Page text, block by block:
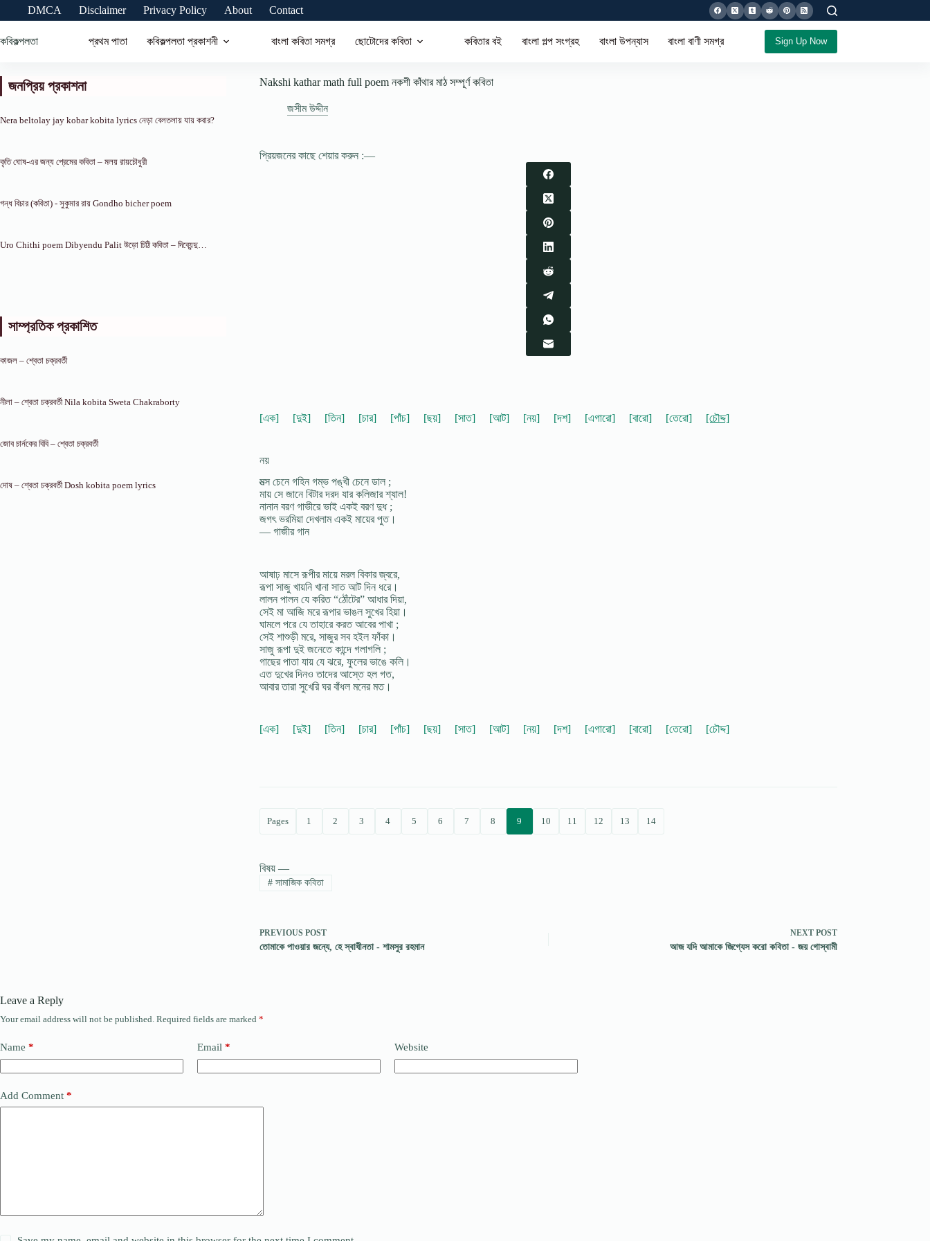
DMCA Disclaimer Privacy Policy About Contact
কবিকল্পলতা প্রথম পাতা কবিকল্পলতা প্রকাশনী বাংলা কবিতা সমগ্র ছোটোদের কবিতা কবিতার বই বাংলা গল্প সংগ্রহ বাংলা উপন্যাস বাংলা বাণী সমগ্র Sign Up Now
Nakshi kathar math full poem নকশী কাঁথার মাঠ সম্পূর্ণ কবিতা
জসীম উদ্দীন
প্রিয়জনের কাছে শেয়ার করুন :—
[এক] [দুই] [তিন] [চার] [পাঁচ] [ছয়] [সাত] [আট] [নয়] [দশ] [এগারো] [বারো] [তেরো] [চৌদ্দ]
নয়
মত্স চেনে গহিন গম্ভ পঙ্খী চেনে ডাল ;
মায় সে জানে বিটার দরদ যার কলিজার শ্যাল!
নানান বরণ গাভীরে ভাই একই বরণ দুধ ;
জগৎ ভরমিয়া দেখলাম একই মায়ের পুত।
— গাজীর গান
আষাঢ় মাসে রূপীর মায়ে মরল বিকার জ্বরে,
রূপা সাজু খায়নি খানা সাত আট দিন ধরে।
লালন পালন যে করিত “ঠোঁটের” আধার দিয়া,
সেই মা আজি মরে রূপার ভাঙল সুখের হিয়া।
ঘামলে পরে যে তাহারে করত আবের পাখা ;
সেই শাশুড়ী মরে, সাজুর সব হইল ফাঁকা।
সাজু রূপা দুই জনেতে কান্দে গলাগলি ;
গাছের পাতা যায় যে ঝরে, ফুলের ভাঙে কলি।
এত দুখের দিনও তাদের আস্তে হল গত,
আবার তারা সুখেরি ঘর বাঁধল মনের মত।
[এক] [দুই] [তিন] [চার] [পাঁচ] [ছয়] [সাত] [আট] [নয়] [দশ] [এগারো] [বারো] [তেরো] [চৌদ্দ]
Pages 1 2 3 4 5 6 7 8 9 10 11 12 13 14
বিষয় —
#সামাজিক কবিতা
PREVIOUS POST
তোমাকে পাওয়ার জন্যে, হে স্বাধীনতা - শামসুর রহমান
NEXT POST
আজ যদি আমাকে জিগ্যেস করো কবিতা - জয় গোস্বামী
জনপ্রিয় প্রকাশনা
Nera beltolay jay kobar kobita lyrics নেড়া বেলতলায় যায় কবার?
কৃতি ঘোষ-এর জন্য প্রেমের কবিতা – মলয় রায়চৌধুরী
গন্ধ বিচার (কবিতা) ‐ সুকুমার রায় Gondho bicher poem
Uro Chithi poem Dibyendu Palit উড়াে চিঠি কবিতা – দিব্যেন্দু…
সাম্প্রতিক প্রকাশিত
কাজল – শ্বেতা চক্রবর্তী
নীলা – শ্বেতা চক্রবর্তী Nila kobita Sweta Chakraborty
জোব চার্নকের বিবি – শ্বেতা চক্রবর্তী
দোষ – শ্বেতা চক্রবর্তী Dosh kobita poem lyrics
Leave a Reply
Your email address will not be published. Required fields are marked *
Name * Email * Website
Add Comment *